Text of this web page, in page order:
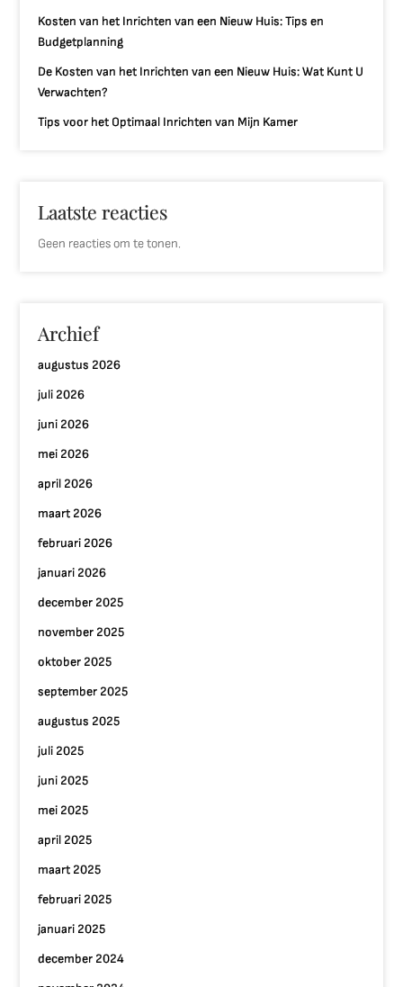
Kosten van het Inrichten van een Nieuw Huis: Tips en
Budgetplanning
De Kosten van het Inrichten van een Nieuw Huis: Wat Kunt U
Verwachten?
Tips voor het Optimaal Inrichten van Mijn Kamer
Laatste reacties
Geen reacties om te tonen.
Archief
augustus 2026
juli 2026
juni 2026
mei 2026
april 2026
maart 2026
februari 2026
januari 2026
december 2025
november 2025
oktober 2025
september 2025
augustus 2025
juli 2025
juni 2025
mei 2025
april 2025
maart 2025
februari 2025
januari 2025
december 2024